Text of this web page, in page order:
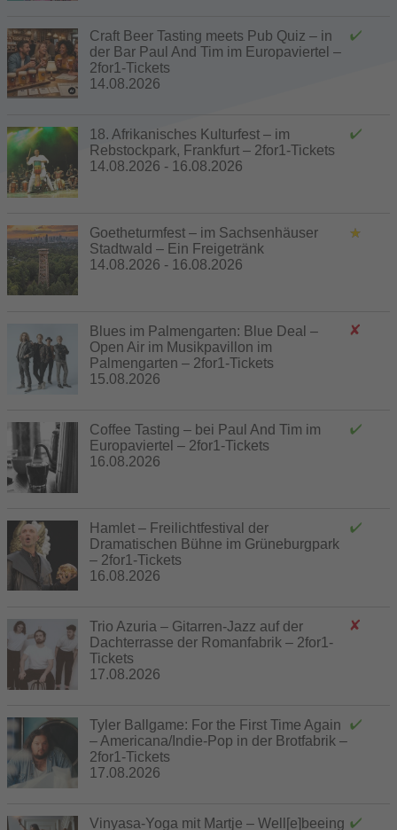
Craft Beer Tasting meets Pub Quiz – in
der Bar Paul And Tim im Europaviertel –
2for1-Tickets
14.08.2026
18. Afrikanisches Kulturfest – im
Rebstockpark, Frankfurt – 2for1-Tickets
14.08.2026 - 16.08.2026
Goetheturmfest – im Sachsenhäuser
Stadtwald – Ein Freigetränk
14.08.2026 - 16.08.2026
Blues im Palmengarten: Blue Deal –
Open Air im Musikpavillon im
Palmengarten – 2for1-Tickets
15.08.2026
Coffee Tasting – bei Paul And Tim im
Europaviertel – 2for1-Tickets
16.08.2026
Hamlet – Freilichtfestival der
Dramatischen Bühne im Grüneburgpark
– 2for1-Tickets
16.08.2026
Trio Azuria – Gitarren-Jazz auf der
Dachterrasse der Romanfabrik – 2for1-
Tickets
17.08.2026
Tyler Ballgame: For the First Time Again
– Americana/Indie-Pop in der Brotfabrik –
2for1-Tickets
17.08.2026
Vinyasa-Yoga mit Martje – Well[e]beeing